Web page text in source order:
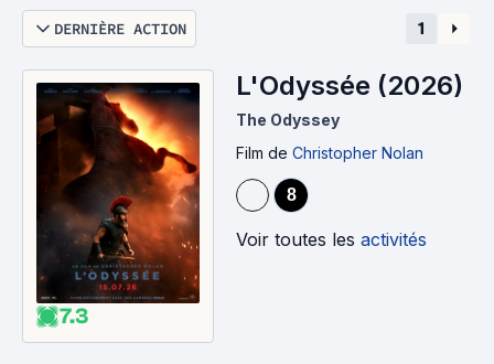
DERNIÈRE ACTION 1
7.3
L'Odyssée (2026)
The Odyssey
Film de Christopher Nolan
8
Voir toutes les activités